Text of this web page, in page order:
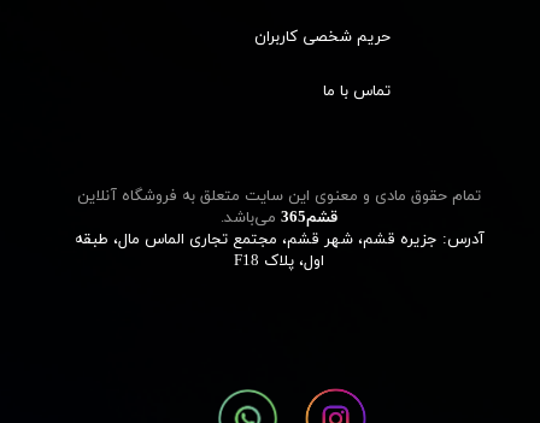
تمام حقوق مادی و معنوی این سایت متعلق به فروشگاه آنلاین
قشم‌365
می‌باشد.
آدرس: جزیره قشم، شهر قشم، مجتمع تجاری الماس مال، طبقه
اول، پلاک F18
حریم شخصی کاربران
تماس با ما